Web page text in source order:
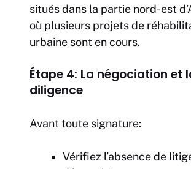
situés dans la partie nord-est
où plusieurs projets de
urbaine sont en cours.
Étape 4: La négociation et
diligence
Avant toute signature:
Vérifiez l’absence de